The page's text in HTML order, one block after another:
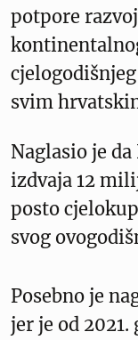
potpore
svim
Naglasio je
izdvaja 12
posto
svog
Posebno je
jer je od